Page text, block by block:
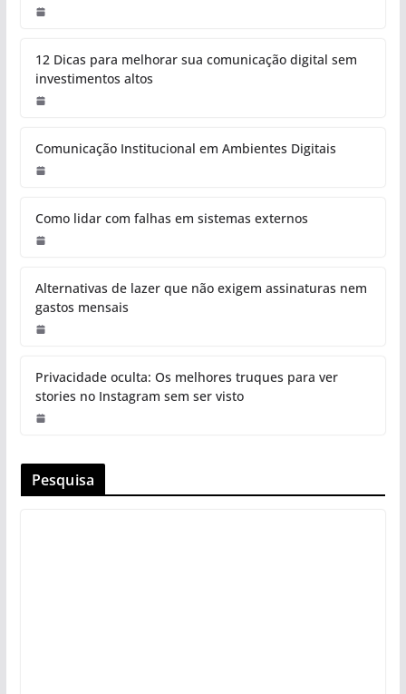
12 Dicas para melhorar sua comunicação digital sem
investimentos altos
Comunicação Institucional em Ambientes Digitais
Como lidar com falhas em sistemas externos
Alternativas de lazer que não exigem assinaturas nem
gastos mensais
Privacidade oculta: Os melhores truques para ver
stories no Instagram sem ser visto
Pesquisa